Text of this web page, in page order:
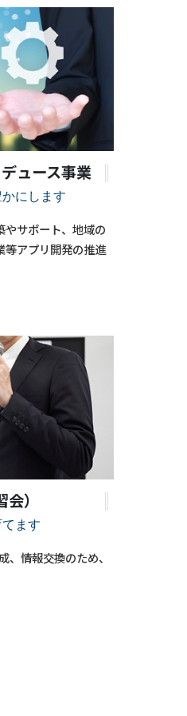
ュース事業
にします
やサポート、地域の
等アプリ開発の推進
）
ます
、情報交換のため、